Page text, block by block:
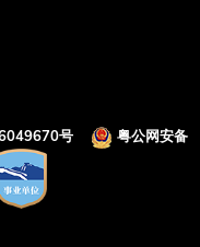
号 粤公网安备